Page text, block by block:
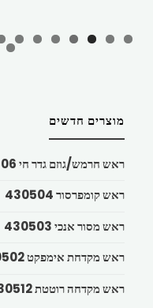
מוצרים חדשים
ראש חרמש/גוזם גדר חי 430506
ראש קומפרסור 430504
ראש מסור אנכי 430503
ראש מקדחת אימפקט 430502
ראש מקדחה רוטטת 430512